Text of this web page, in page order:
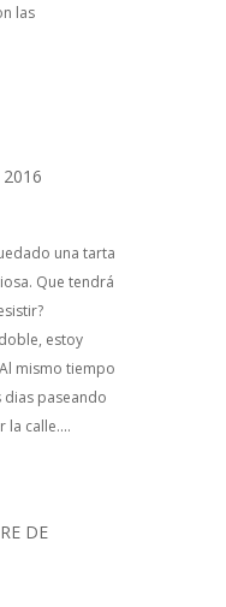
las
una tarta
Que tendrá
estoy
mismo tiempo
dias paseando
la calle....
DE